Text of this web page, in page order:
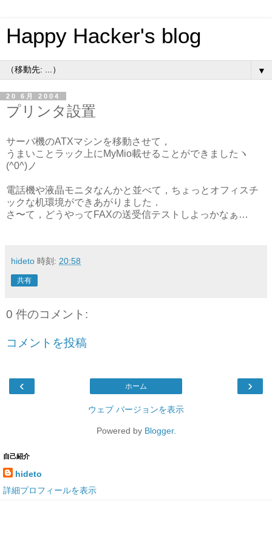
Happy Hacker's blog
▼
20 6月 2004
プリンタ設置
サーバ機のATXマシンを移動させて，
うまいことラック上にMyMio載せることができましたヽ
(^0^)ノ
電話機や液晶モニタなんかと並べて，ちょっとオフィスチ
ックな机環境ができあがりました．
さ〜て，どうやってFAXの送受信テストしよっかなぁ…
hideto 時刻: 20:58
共有
0 件のコメント:
コメントを投稿
‹ ›
ホーム
ウェブ バージョンを表示
Powered by Blogger.
自己紹介
hideto
詳細プロフィールを表示